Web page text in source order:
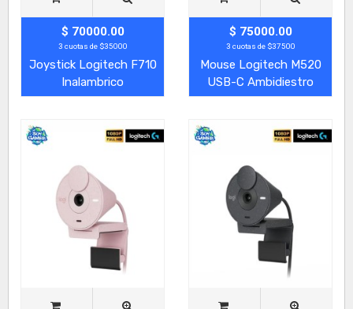
$ 70000.00
3 cuotas de $35000
Joystick Logitech F710
Inalambrico
$ 75000.00
3 cuotas de $37500
Mouse Logitech M520
USB-C Ambidiestro